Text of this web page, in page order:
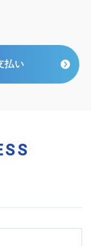
払い